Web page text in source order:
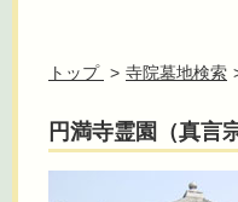
トップ 寺院墓地検索
円満寺霊園（真言宗